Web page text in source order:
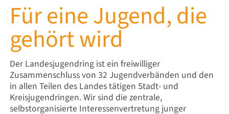
Für eine Jugend, die
gehört wird
Der Landesjugendring ist ein freiwilliger
Zusammenschluss von 32 Jugendverbänden und den
in allen Teilen des Landes tätigen Stadt- und
Kreisjugendringen. Wir sind die zentrale,
selbstorganisierte Interessenvertretung junger